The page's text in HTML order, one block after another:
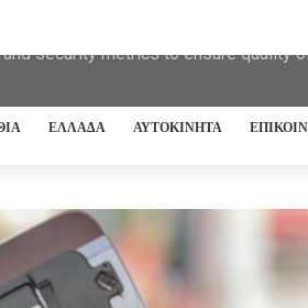
ΕΛΛΑΔΑ ΑΥΤΟΚΙΝΗΤΑ
security metrics to ensure quality